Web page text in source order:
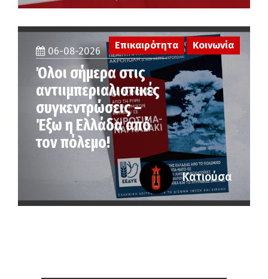
06-08-2026
Όλοι σήμερα στις
αντιιμπεριαλιστικές
συγκεντρώσεις –
Έξω η Ελλάδα από
τον πόλεμο!
Επικαιρότητα Κοινωνία
Κατιούσα